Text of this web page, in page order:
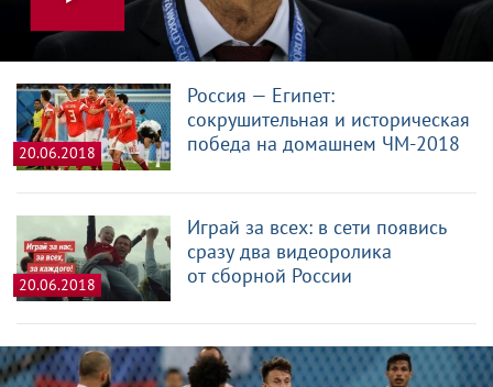
20.06.2018
Россия — Египет:
сокрушительная и историческая
победа на домашнем ЧМ-2018
20.06.2018
Играй за всех: в сети появись
сразу два видеоролика
от сборной России